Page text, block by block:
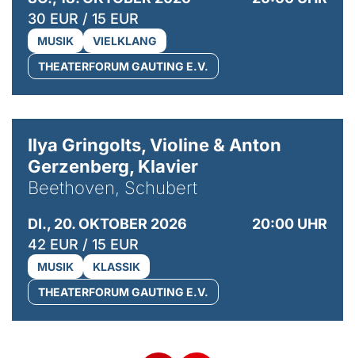
30 EUR / 15 EUR
MUSIK
VIELKLANG
THEATERFORUM GAUTING E.V.
Ilya Gringolts, Violine & Anton
Gerzenberg, Klavier
Beethoven, Schubert
DI., 20. OKTOBER 2026
20:00 UHR
42 EUR / 15 EUR
MUSIK
KLASSIK
THEATERFORUM GAUTING E.V.